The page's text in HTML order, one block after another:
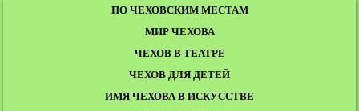
ПО ЧЕХОВСКИМ МЕСТАМ
МИР ЧЕХОВА
ЧЕХОВ В ТЕАТРЕ
ЧЕХОВ ДЛЯ ДЕТЕЙ
ИМЯ ЧЕХОВА В ИСКУССТВЕ